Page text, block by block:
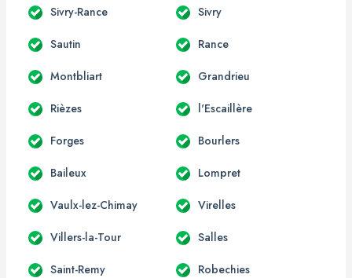
Sivry-Rance Sivry
Sautin Rance
Montbliart Grandrieu
Rièzes l'Escaillère
Forges Bourlers
Baileux Lompret
Vaulx-lez-Chimay Virelles
Villers-la-Tour Salles
Saint-Remy Robechies